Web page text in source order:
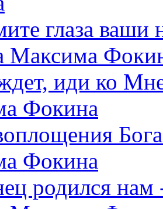
глаза ваши
Максима
иди ко
Фокина
Фокина
родился